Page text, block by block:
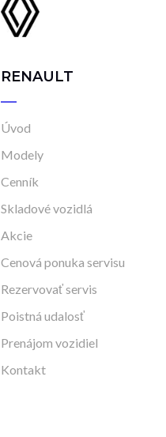
RENAULT
Úvod
Modely
Cenník
Skladové vozidlá
Akcie
Cenová ponuka servisu
Rezervovať servis
Poistná udalosť
Prenájom vozidiel
Kontakt